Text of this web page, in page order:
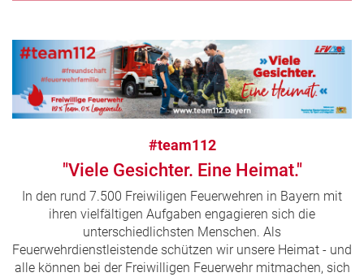
#team112
"Viele Gesichter. Eine Heimat."
In den rund 7.500 Freiwiligen Feuerwehren in Bayern mit
ihren vielfältigen Aufgaben engagieren sich die
unterschiedlichsten Menschen. Als
Feuerwehrdienstleistende schützen wir unsere Heimat - und
alle können bei der Freiwilligen Feuerwehr mitmachen, sich